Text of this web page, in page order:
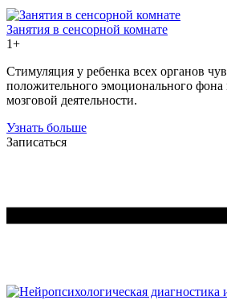
Занятия в сенсорной комнате
1+
Стимуляция у ребенка всех органов
положительного эмоционального фона
мозговой деятельности.
Узнать больше
Записаться